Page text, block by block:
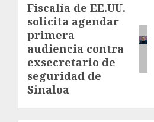
Fiscalía de EE.UU.
solicita agendar
primera
audiencia contra
exsecretario de
seguridad de
Sinaloa